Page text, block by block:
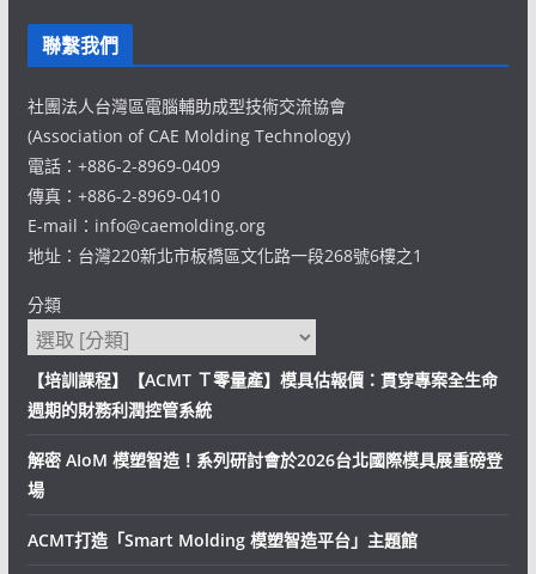
聯繫我們
社團法人台灣區電腦輔助成型技術交流協會
(Association of CAE Molding Technology)
電話：+886-2-8969-0409
傳真：+886-2-8969-0410
E-mail：info@caemolding.org
地址：台灣220新北市板橋區文化路一段268號6樓之1
分類
【培訓課程】【ACMT Ｔ零量產】模具估報價：貫穿專案全生命
週期的財務利潤控管系統
解密 AIoM 模塑智造！系列研討會於2026台北國際模具展重磅登
場
ACMT打造「Smart Molding 模塑智造平台」主題館